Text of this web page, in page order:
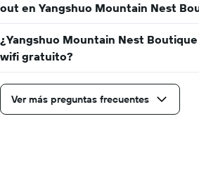
out en Yangshuo Mountain Nest
¿Yangshuo Mountain Nest
wifi gratuito?
Ver más preguntas frecuentes